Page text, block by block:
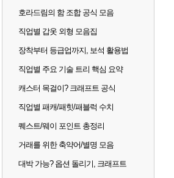
호라드림의 함 조합 공식 모음
직업별 갑옷 외형 모음집
장착부터 등급업까지, 보석 활용법
직업별 주요 기술 트리 핵심 요약
캐스터 목걸이? 크래프트 공식
직업별 패캐/패힛/패블럭 수치
퀘스트/웨이 포인트 총정리
거래를 위한 축약어/별명 모음
대박 가능? 옵션 돌리기, 크래프트